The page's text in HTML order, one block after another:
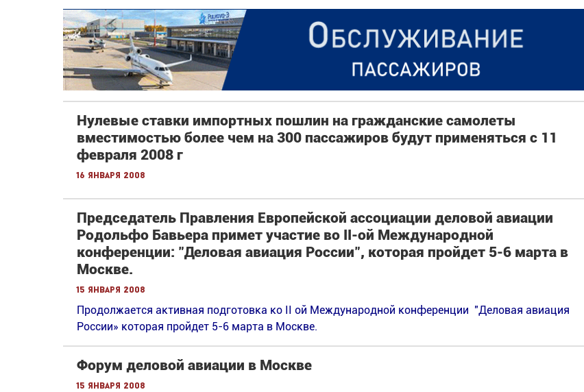
Нулевые ставки импортных пошлин на гражданские самолеты
вместимостью более чем на 300 пассажиров будут применяться с 11
февраля 2008 г
16 января 2008
Председатель Правления Европейской ассоциации деловой авиации
Родольфо Бавьера примет участие во II-ой Международной
конференции: "Деловая авиация России", которая пройдет 5-6 марта в
Москве.
15 января 2008
Продолжается активная подготовка ко II ой Международной конференции "Деловая авиация
России» которая пройдет 5-6 марта в Москве.
Форум деловой авиации в Москве
15 января 2008